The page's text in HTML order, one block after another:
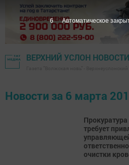
ВЕРХНИЙ УСЛОН НОВОСТИ
Новости за 6 марта
требует
очистки
5 Автоматическое